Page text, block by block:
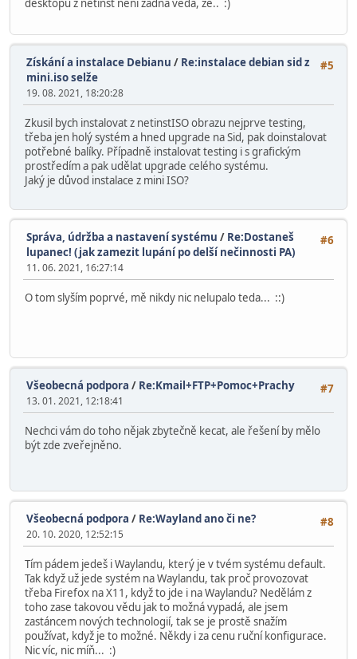
desktopu z netinst není žádná věda, že.. :)
#5
Získání a instalace Debianu / Re:instalace debian sid z
mini.iso selže
19. 08. 2021, 18:20:28
Zkusil bych instalovat z netinstISO obrazu nejprve testing,
třeba jen holý systém a hned upgrade na Sid, pak doinstalovat
potřebné balíky. Případně instalovat testing i s grafickým
prostředím a pak udělat upgrade celého systému.
Jaký je důvod instalace z mini ISO?
#6
Správa, údržba a nastavení systému / Re:Dostaneš
lupanec! (jak zamezit lupání po delší nečinnosti PA)
11. 06. 2021, 16:27:14
O tom slyším poprvé, mě nikdy nic nelupalo teda... ::)
#7
Všeobecná podpora / Re:Kmail+FTP+Pomoc+Prachy
13. 01. 2021, 12:18:41
Nechci vám do toho nějak zbytečně kecat, ale řešení by mělo
být zde zveřejněno.
#8
Všeobecná podpora / Re:Wayland ano či ne?
20. 10. 2020, 12:52:15
Tím pádem jedeš i Waylandu, který je v tvém systému default.
Tak když už jede systém na Waylandu, tak proč provozovat
třeba Firefox na X11, když to jde i na Waylandu? Nedělám z
toho zase takovou vědu jak to možná vypadá, ale jsem
zastáncem nových technologií, tak se je prostě snažím
používat, když je to možné. Někdy i za cenu ruční konfigurace.
Nic víc, nic míň... :)